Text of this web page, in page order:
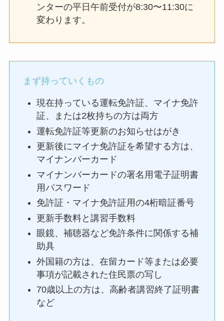
ンターの平日午前受付が8:30〜11:30に
変わります。
まず持っていくもの
現在持っている運転免許証、マイナ免許
証、または2枚持ちの方は両方
運転免許証等更新のお知らせはがき
更新後にマイナ免許証を希望する方は、
マイナンバーカード
マイナンバーカードの署名用電子証明書
用パスワード
免許証・マイナ免許証用の4桁暗証番号
更新手数料と講習手数料
眼鏡、補聴器など免許条件に関係する補
助具
外国籍の方は、在留カード等または必要
事項が記載された住民票の写し
70歳以上の方は、高齢者講習終了証明書
など